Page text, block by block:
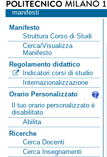
manifesti
Manifesto
Struttura Corso di Studi
Cerca/Visualizza
Manifesto
Regolamento didattico
Indicatori corsi di studio
Internazionalizzazione
Orario Personalizzato
Il tuo orario personalizzato è
disabilitato
Abilita
Ricerche
Cerca Docenti
Cerca Insegnamenti